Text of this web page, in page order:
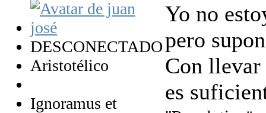
DESCONECTADO
Aristotélico
Ignoramus et
Yo no
pero
Con
es